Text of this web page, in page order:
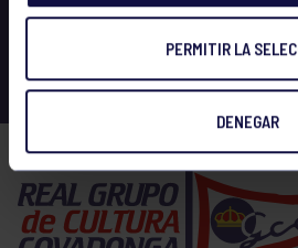
PERMITIR LA
DENEGAR